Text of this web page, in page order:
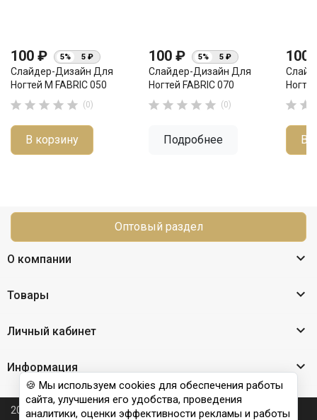
100 ₽ 5% 5 ₽
Слайдер-Дизайн Для
Ногтей М FABRIC 050
     (0)
В корзину
100 ₽ 5% 5 ₽
Слайдер-Дизайн Для
Ногтей FABRIC 070
     (0)
Подробнее
100
 
В
Оптовый раздел
О компании 
Товары 
Личный кабинет 
Информация 
2026 © Nail Club professional - официальный сайт
🍪 Мы используем cookies для обеспечения работы
сайта, улучшения его удобства, проведения
аналитики, оценки эффективности рекламы и работы